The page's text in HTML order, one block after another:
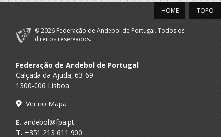
AP
Seniores M - And. Praia
A.A. Porto
Associacao
Atletica Aguas
Santas
Praia
Associação
AP
TOPO
HOME
© 2026 Federação de Andebol de Portugal. Todos os
direitos reservados.
Federação de Andebol de Portugal
Calçada da Ajuda, 63-69
1300-006 Lisboa
Ver no Mapa
E. andebol@fpa.pt
T. +351 213 611 900